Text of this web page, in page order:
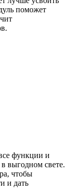
поможет
функции и
выгодном свете.
чтобы
и дать